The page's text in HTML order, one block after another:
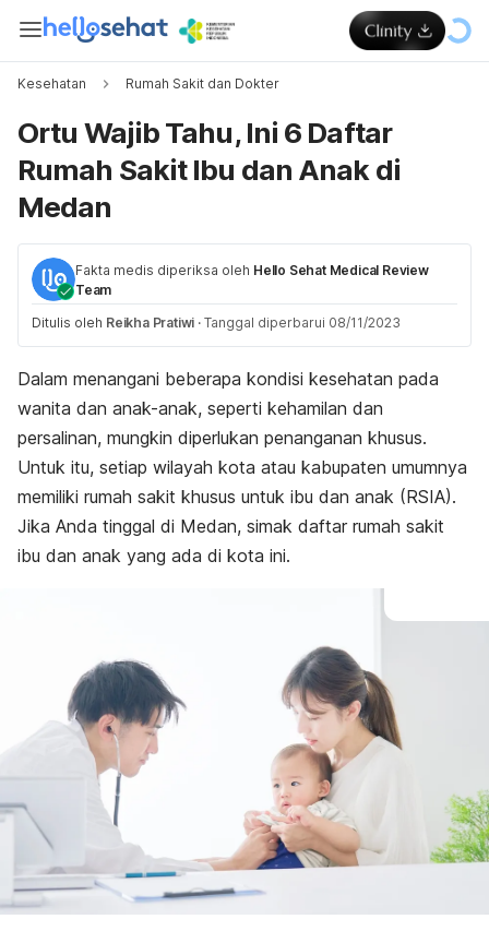
Kesehatan Rumah Sakit dan Dokter
Ortu Wajib Tahu, Ini 6 Daftar
Rumah Sakit Ibu dan Anak di
Medan
Fakta medis diperiksa oleh Hello Sehat Medical Review
Team
Ditulis oleh Reikha Pratiwi · Tanggal diperbarui 08/11/2023
Dalam menangani beberapa kondisi kesehatan pada
wanita dan anak-anak, seperti kehamilan dan
persalinan, mungkin diperlukan penanganan khusus.
Untuk itu, setiap wilayah kota atau kabupaten umumnya
memiliki rumah sakit khusus untuk ibu dan anak (RSIA).
Jika Anda tinggal di Medan, simak daftar rumah sakit
ibu dan anak yang ada di kota ini.